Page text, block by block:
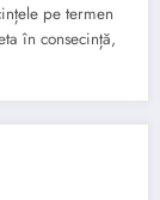
pe termen
în consecință,